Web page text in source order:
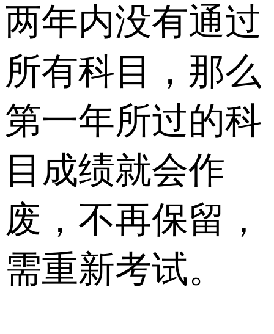
两年内没有通过
所有科目，那么
第一年所过的科
目成绩就会作
废，不再保留，
需重新考试。